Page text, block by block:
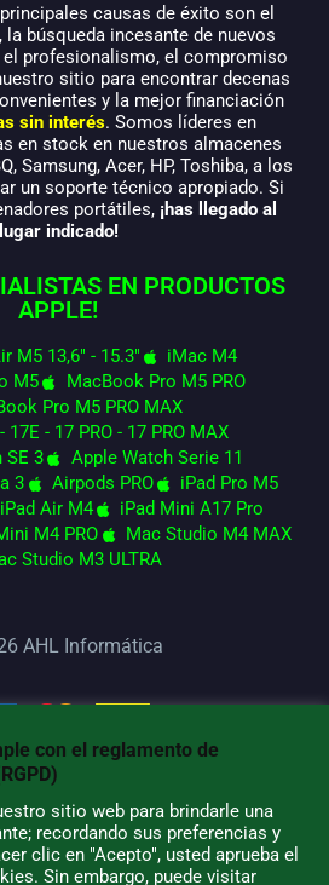
causas de éxito son el
búsqueda incesante de nuevos
profesionalismo, el compromiso
sitio para encontrar decenas
y la mejor financiación
sin interés. Somos líderes en
en stock en nuestros almacenes
Samsung, Acer, HP, Toshiba, a los
un soporte técnico apropiado. Si
portátiles, ¡has llegado al
lugar indicado!
EN PRODUCTOS
APPLE!
M5 13,6" - 15.3"
iMac M4
M5
MacBook Pro M5 PRO
Pro M5 PRO MAX
17E - 17 PRO - 17 PRO MAX
SE 3
Apple Watch Serie 11
3
Airpods PRO
iPad Pro M5
iPad Air M4
iPad Mini A17 Pro
M4 PRO
Mac Studio M4 MAX
Studio M3 ULTRA
AHL Informática
con el reglamento de
sitio web para brindarle una
recordando sus preferencias y
clic en "Acepto", usted aprueba el
Sin embargo, puede visitar